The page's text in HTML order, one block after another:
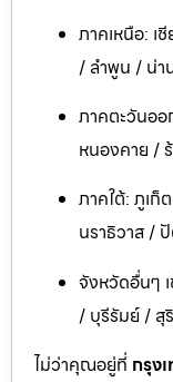
ภาคเหนือ: เ
/ ลำพูน / น่า
ภาคตะวันอ
หนองคาย /
ภาคใต้: ภูเ
นราธิวาส /
จังหวัดอื่นๆ
/ บุรีรัมย์ / สุ
ไม่ว่าคุณอยู่ที่ กรุง